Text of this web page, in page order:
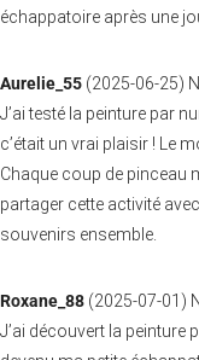
échappatoire après une
Aurelie_55 (2025-06-25)
J’ai testé la peinture par
c’était un vrai plaisir ! Le
Chaque coup de pinceau
partager cette activité
souvenirs ensemble.
Roxane_88 (2025-07-01 )
J’ai découvert la peinture